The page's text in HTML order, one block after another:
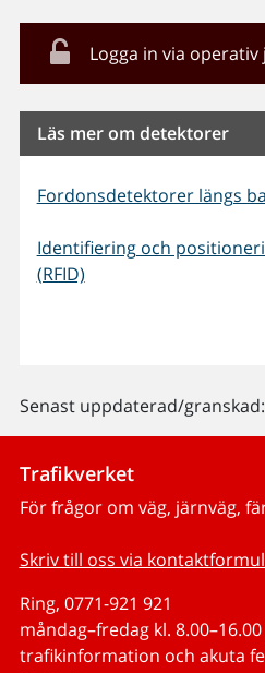
Logga in via
Läs mer om detektorer
Fordonsdetektorer längs
Identifiering och
(RFID)
Senast uppdaterad/
Trafikverket
För frågor om väg, järnväg,
Skriv till oss via
Ring, 0771-921 921
måndag–fredag kl.
trafikinformation och akuta